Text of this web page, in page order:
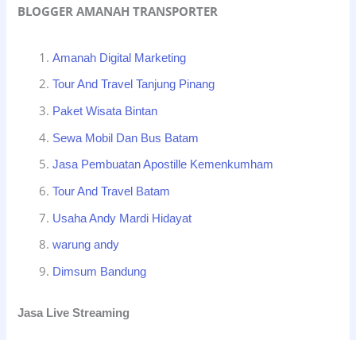
BLOGGER AMANAH TRANSPORTER
Amanah Digital Marketing
Tour And Travel Tanjung Pinang
Paket Wisata Bintan
Sewa Mobil Dan Bus Batam
Jasa Pembuatan Apostille Kemenkumham
Tour And Travel Batam
Usaha Andy Mardi Hidayat
warung andy
Dimsum Bandung
Jasa Live Streaming